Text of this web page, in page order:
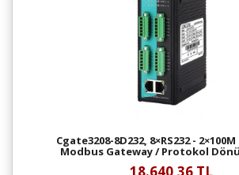
Cgate3208-8D232, 8×RS232 -
Modbus Gateway / Protokol